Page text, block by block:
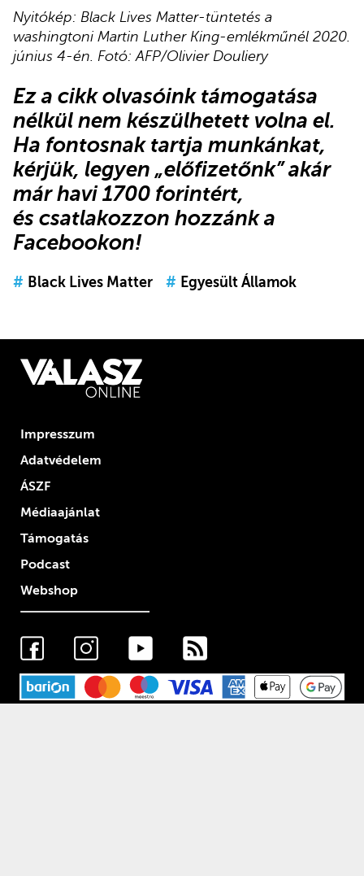
Nyitókép: Black Lives Matter-tüntetés a
washingtoni Martin Luther King-emlékműnél 2020.
június 4-én. Fotó: AFP/Olivier Douliery
Ez a cikk olvasóink támogatása
nélkül nem készülhetett volna el.
Ha fontosnak tartja munkánkat,
kérjük, legyen „előfizetőnk”akár
már havi 1700 forintért,
és csatlakozzon hozzánk a
Facebookon!
# Black Lives Matter # Egyesült Államok
Impresszum
Adatvédelem
ÁSZF
Médiaajánlat
Támogatás
Podcast
Webshop